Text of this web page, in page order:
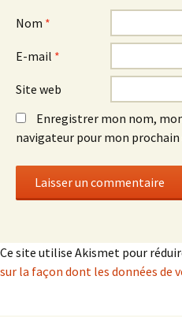
Nom *
E-mail *
Site web
Enregistrer mon nom,
navigateur pour mon
Ce site utilise Akismet pour
sur la façon dont les données